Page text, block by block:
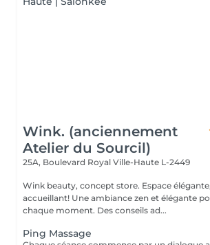
Wink. (anciennement
Atelier du Sourcil)
25A, Boulevard Royal Ville-Haute L-2449
Wink beauty, concept store. Espace élégante, chaleureux et
accueillant! Une ambiance zen et élégante
chaque moment. Des conseils ad...
Ping Massage